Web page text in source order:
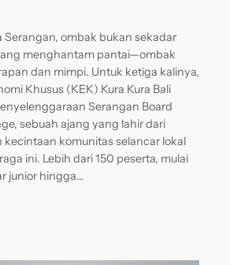
Serangan, ombak bukan sekadar
menghantam pantai—ombak
dan mimpi. Untuk ketiga kalinya,
Khusus (KEK) Kura Kura Bali
Serangan Board
sebuah ajang yang lahir dari
kecintaan komunitas selancar lokal
ini. Lebih dari 150 peserta, mulai
junior hingga…